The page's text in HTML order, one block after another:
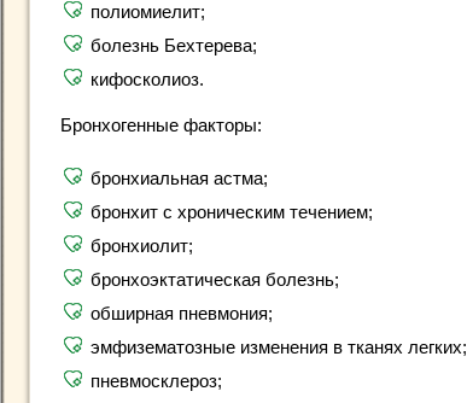
полиомиелит;
болезнь Бехтерева;
кифосколиоз.
Бронхогенные факторы:
бронхиальная астма;
бронхит с хроническим течением;
бронхиолит;
бронхоэктатическая болезнь;
обширная пневмония;
эмфизематозные изменения в тканях легких;
пневмосклероз;